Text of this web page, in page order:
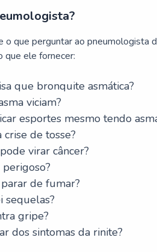
o que perguntar ao pneumologista
que ele fornecer:
que bronquite asmática?
viciam?
esportes mesmo tendo
de tosse?
virar câncer?
de fumar?
sequelas?
gripe?
dos sintomas da rinite?